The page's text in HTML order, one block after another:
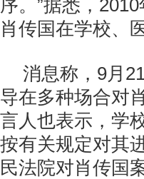
序。”据悉，
肖传国在学校、
消息称，9月
导在多种场合对
言人也表示，学
按有关规定对其
民法院对肖传国